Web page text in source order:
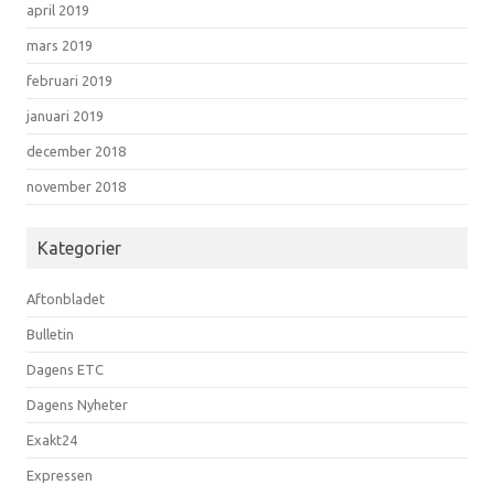
april 2019
mars 2019
februari 2019
januari 2019
december 2018
november 2018
Kategorier
Aftonbladet
Bulletin
Dagens ETC
Dagens Nyheter
Exakt24
Expressen